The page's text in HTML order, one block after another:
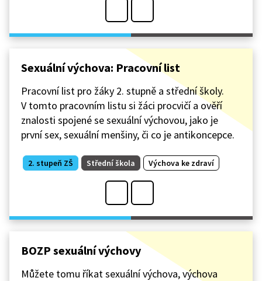
Sexuální výchova: Pracovní list
Pracovní list pro žáky 2. stupně a střední školy.
V tomto pracovním listu si žáci procvičí a ověří
znalosti spojené se sexuální výchovou, jako je
první sex, sexuální menšiny, či co je antikoncepce.
2. stupeň ZŠ Střední škola Výchova ke zdraví
BOZP sexuální výchovy
Můžete tomu říkat sexuální výchova, výchova